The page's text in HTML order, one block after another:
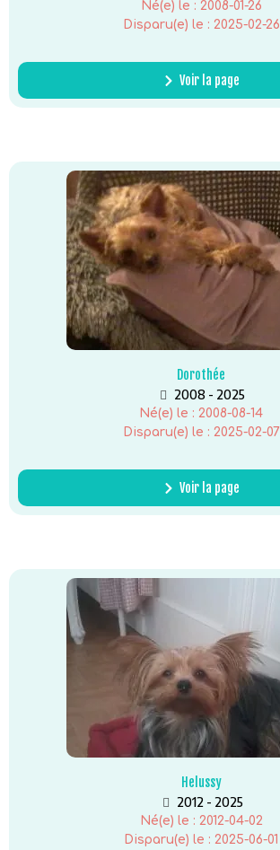
Né(e) le : 2008-01-26
Disparu(e) le : 2025-02-26
Voir la page
Dorothée
2008 - 2025
Né(e) le : 2008-08-14
Disparu(e) le : 2025-02-07
Voir la page
Helussy
2012 - 2025
Né(e) le : 2012-04-02
Disparu(e) le : 2025-06-01